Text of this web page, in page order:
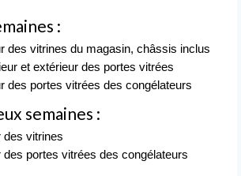
après déménagement
après événement
:
des vitrines du magasin, châssis inclus
et extérieur des portes vitrées
des portes vitrées des congélateurs
semaines :
des vitrines
des portes vitrées des congélateurs